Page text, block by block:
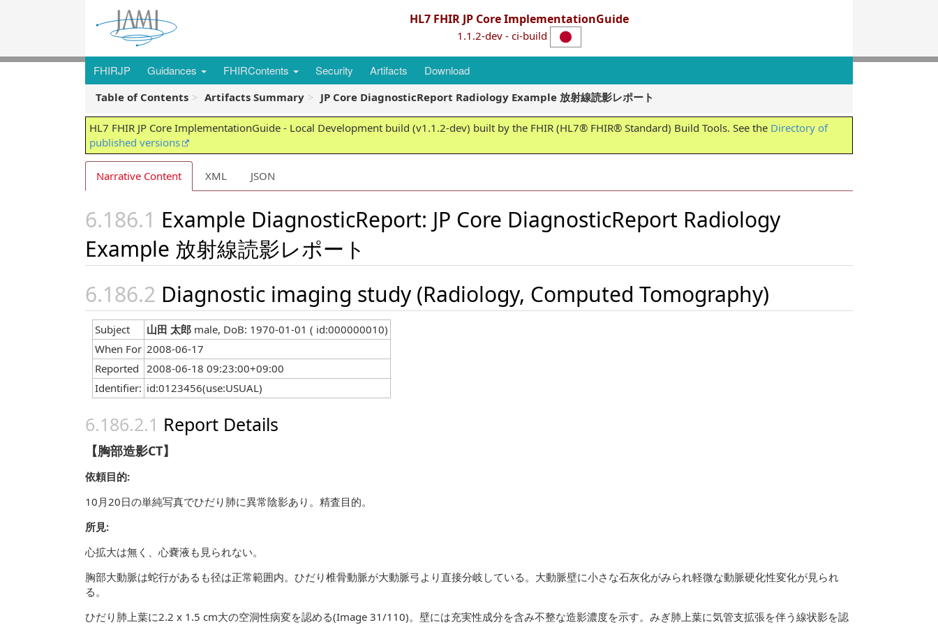
HL7 FHIR JP Core ImplementationGuide
1.1.2-dev - ci-build
FHIRJP Guidances FHIRContents Security Artifacts Download
Table of Contents Artifacts Summary JP Core DiagnosticReport Radiology Example 放射線読影レポート
HL7 FHIR JP Core ImplementationGuide - Local Development build (v1.1.2-dev) built by the FHIR (HL7® FHIR® Standard) Build Tools. See the Directory of
published versions
Narrative Content XML JSON
Example DiagnosticReport: JP Core DiagnosticReport Radiology
Example 放射線読影レポート
Diagnostic imaging study(Radiology, Computed Tomography)
Subject 山田 太郎 male, DoB: 1970-01-01 ( id:000000010)
When For 2008-06-17
Reported 2008-06-18 09:23:00+09:00
Identifier: id:0123456(use:USUAL)
Report Details
【胸部造影CT】
依頼目的:
10月20日の単純写真でひだり肺に異常陰影あり。精査目的。
所見:
心拡大は無く、心嚢液も見られない。
胸部大動脈は蛇行があるも径は正常範囲内。ひだり椎骨動脈が大動脈弓より直接分岐している。大動脈壁に小さな石灰化がみられ軽微な動脈硬化性変化が見られ
る。
ひだり肺上葉に2.2 x 1.5 cm大の空洞性病変を認める(Image 31/110)。壁には充実性成分を含み不整な造影濃度を示す。みぎ肺上葉に気管支拡張を伴う線状影を認